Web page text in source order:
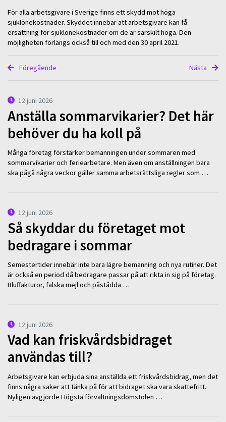
För alla arbetsgivare i Sverige finns ett skydd mot höga
sjuklönekostnader. Skyddet innebär att arbetsgivare kan få
ersättning för sjuklönekostnader om de är särskilt höga. Den
möjligheten förlängs också till och med den 30 april 2021.
Föregående Nästa
12 juni 2026
Anställa sommarvikarier? Det här
behöver du ha koll på
Många företag förstärker bemanningen under sommaren med
sommarvikarier och feriearbetare. Men även om anställningen bara
ska pågå några veckor gäller samma arbetsrättsliga regler som …
12 juni 2026
Så skyddar du företaget mot
bedragare i sommar
Semestertider innebär inte bara lägre bemanning och nya rutiner. Det
är också en period då bedragare passar på att rikta in sig på företag.
Bluffakturor, falska mejl och påstådda …
12 juni 2026
Vad kan friskvårdsbidraget
användas till?
Arbetsgivare kan erbjuda sina anställda ett friskvårdsbidrag, men det
finns några saker att tänka på för att bidraget ska vara skattefritt.
Nyligen avgjorde Högsta förvaltningsdomstolen …